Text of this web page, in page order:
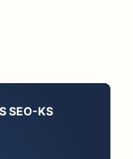
SEO-KS